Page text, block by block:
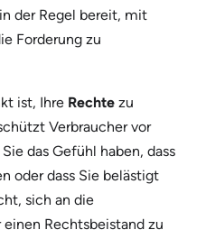
der Regel bereit, mit
Forderung zu
ist, Ihre Rechte zu
Verbraucher vor
das Gefühl haben, dass
oder dass Sie belästigt
sich an die
einen Rechtsbeistand zu